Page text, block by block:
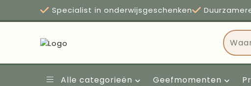
Specialist in onderwijsgeschenken
Alle categorieën Geefmomenten